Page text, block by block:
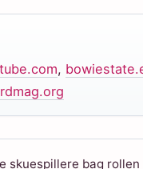
,
skuespillere bag